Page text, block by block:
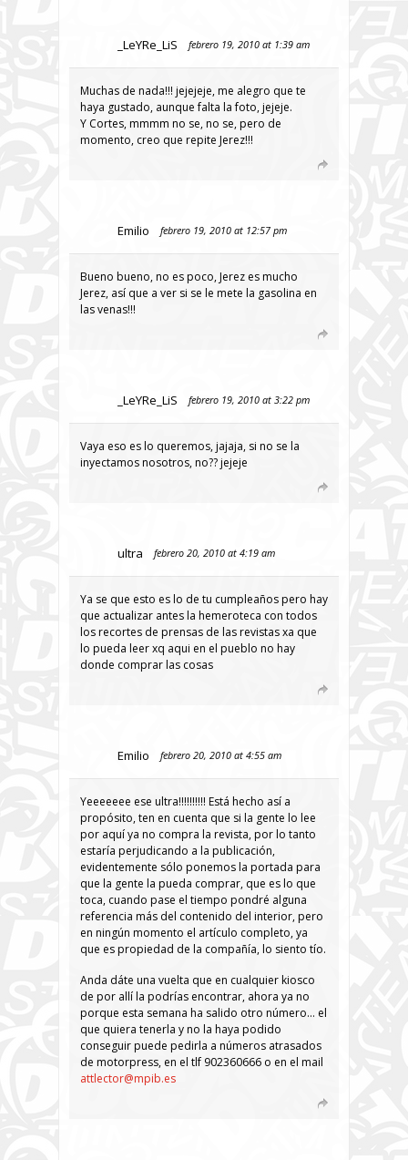
_LeYRe_LiS febrero 19, 2010 at 1:39 am
Muchas de nada!!! jejejeje, me alegro que te
haya gustado, aunque falta la foto, jejeje.
Y Cortes, mmmm no se, no se, pero de
momento, creo que repite Jerez!!!
Emilio febrero 19, 2010 at 12:57 pm
Bueno bueno, no es poco, Jerez es mucho
Jerez, así que a ver si se le mete la gasolina en
las venas!!!
_LeYRe_LiS febrero 19, 2010 at 3:22 pm
Vaya eso es lo queremos, jajaja, si no se la
inyectamos nosotros, no?? jejeje
ultra febrero 20, 2010 at 4:19 am
Ya se que esto es lo de tu cumpleaños pero hay
que actualizar antes la hemeroteca con todos
los recortes de prensas de las revistas xa que
lo pueda leer xq aqui en el pueblo no hay
donde comprar las cosas
Emilio febrero 20, 2010 at 4:55 am
Yeeeeeee ese ultra!!!!!!!!!! Está hecho así a
propósito, ten en cuenta que si la gente lo lee
por aquí ya no compra la revista, por lo tanto
estaría perjudicando a la publicación,
evidentemente sólo ponemos la portada para
que la gente la pueda comprar, que es lo que
toca, cuando pase el tiempo pondré alguna
referencia más del contenido del interior, pero
en ningún momento el artículo completo, ya
que es propiedad de la compañía, lo siento tío.
Anda dáte una vuelta que en cualquier kiosco
de por allí la podrías encontrar, ahora ya no
porque esta semana ha salido otro número… el
que quiera tenerla y no la haya podido
conseguir puede pedirla a números atrasados
de motorpress, en el tlf 902360666 o en el mail
attlector@mpib.es